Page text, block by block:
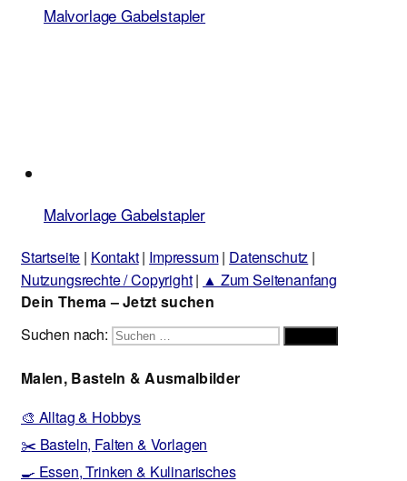
Malvorlage Gabelstapler
Malvorlage Gabelstapler
Startseite | Kontakt| Impressum| Datenschutz |
Nutzungsrechte / Copyright| ▲ Zum Seitenanfang
Dein Thema – Jetzt suchen
Suchen nach:
Malen, Basteln & Ausmalbilder
🎨 Alltag & Hobbys
✂️ Basteln, Falten & Vorlagen
🍳 Essen, Trinken & Kulinarisches